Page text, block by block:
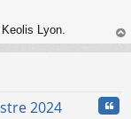
Lyon.
au
2024